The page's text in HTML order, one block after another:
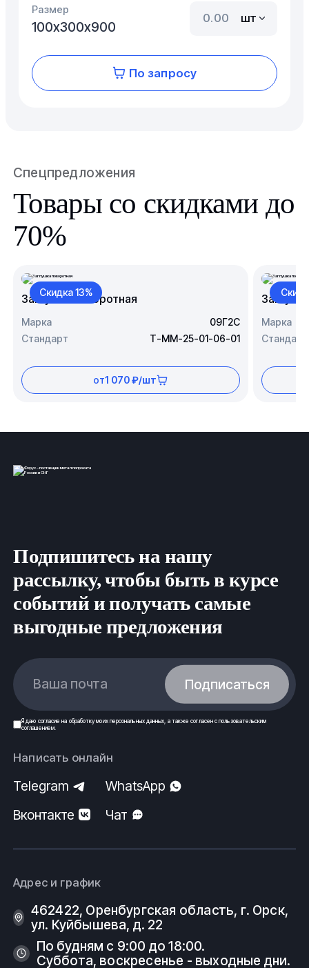
Размер
100х300х900
шт
По запросу
Спецпредложения
Товары со скидками до
70%
Скидка 13%
Заглушка поворотная
Марка
09Г2С
Стандарт
Т-ММ-25-01-06-01
от1 070 ₽/шт
Марка
Стандарт
Подпишитесь на нашу
рассылку, чтобы быть в курсе
событий и получать самые
выгодные предложения
Ваша почта Подписаться
Я даю согласие на обработку моих персональных данных , а также согласен спользовательским
соглашением.
Написать онлайн
Telegram
WhatsApp
Вконтакте
Чат
Адрес и график
462422, Оренбургская область, г. Орск,
ул. Куйбышева, д. 22
По будням с 9:00 до 18:00.
Суббота, воскресенье - выходные дни.